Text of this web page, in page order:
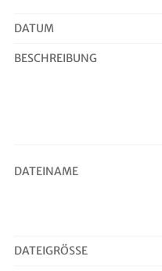
DATUM
BESCHREIBUNG
DATEINAME
DATEIGRÖSSE